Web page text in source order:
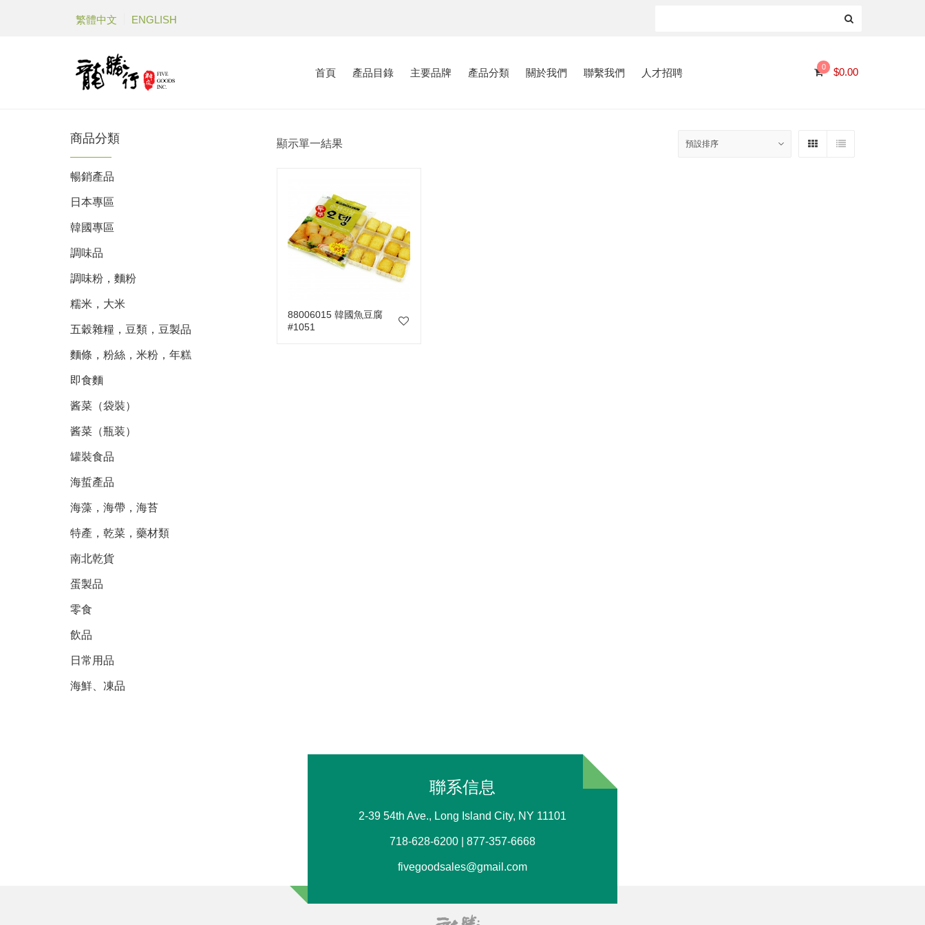
繁體中文 ENGLISH
首頁 產品目錄 主要品牌 產品分類 關於我們 聯繫我們 人才招聘 0 $0.00
顯示單一結果
88006015 韓國魚豆腐
#1051
商品分類
暢銷產品
日本專區
韓國專區
調味品
調味粉，麵粉
糯米，大米
五穀雜糧，豆類，豆製品
麵條，粉絲，米粉，年糕
即食麵
酱菜（袋裝）
酱菜（瓶装）
罐裝食品
海蜇產品
海藻，海帶，海苔
特產，乾菜，藥材類
南北乾貨
蛋製品
零食
飲品
日常用品
海鮮、凍品
聯系信息
2-39 54th Ave., Long Island City, NY 11101
718-628-6200 | 877-357-6668
fivegoodsales@gmail.com